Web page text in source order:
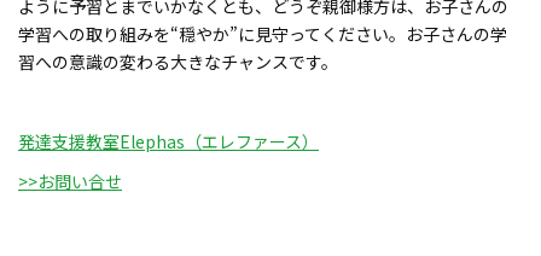
ように予習とまでいかなくとも、どうぞ親御様方は、お子さんの
学習への取り組みを“穏やか”に見守ってください。お子さんの学
習への意識の変わる大きなチャンスです。
発達支援教室Elephas（エレファース）
>>お問い合せ